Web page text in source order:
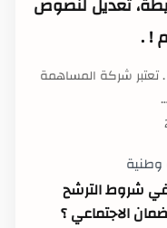
! .
1- مقدمة . تعتبر شركة المساهمة
شروط الترشح
الاجتماعي ؟